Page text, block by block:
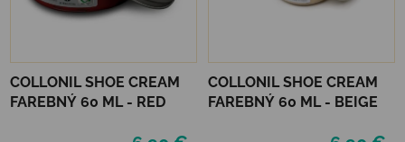
COLLONIL SHOE CREAM
FAREBNÝ 60 ML - RED
COLLONIL SHOE CREAM
FAREBNÝ 60 ML - BEIGE